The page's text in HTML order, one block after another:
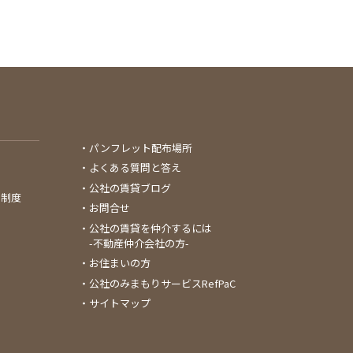
度
パンフレット配布場所
よくある質問と答え
公社の賃貸ブログ
お問合せ
公社の賃貸を仲介するには
-不動産仲介会社の方-
お住まいの方
公社のみまもりサービスRefPaC
サイトマップ